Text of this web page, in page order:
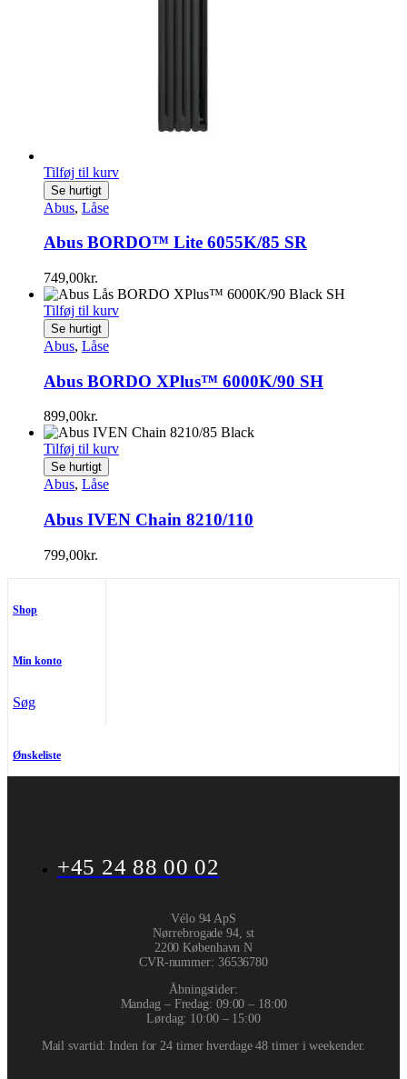
Tilføj til kurv
Se hurtigt
Abus, Låse
Abus BORDO™ Lite 6055K/85 SR
749,00kr.
Tilføj til kurv
Se hurtigt
Abus, Låse
Abus BORDO XPlus™ 6000K/90 SH
899,00kr.
Tilføj til kurv
Se hurtigt
Abus, Låse
Abus IVEN Chain 8210/110
799,00kr.
Shop
Min konto
Søg
Ønskeliste
+45 24 88 00 02
Vélo 94 ApS
Nørrebrogade 94, st
2200 København N
CVR-nummer: 36536780
Åbningstider:
Mandag – Fredag: 09:00 – 18:00
Lørdag: 10:00 – 15:00
Mail svartid: Inden for 24 timer hverdage 48 timer i weekender.